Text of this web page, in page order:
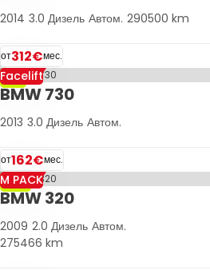
2014 3.0 Дизель Автом. 290500 km
от312€мес.
-7%
Facelift
BMW 730
2013 3.0 Дизель Автом.
от162€мес.
-13%
M PACK
BMW 320
2009 2.0 Дизель Автом.
275466 km